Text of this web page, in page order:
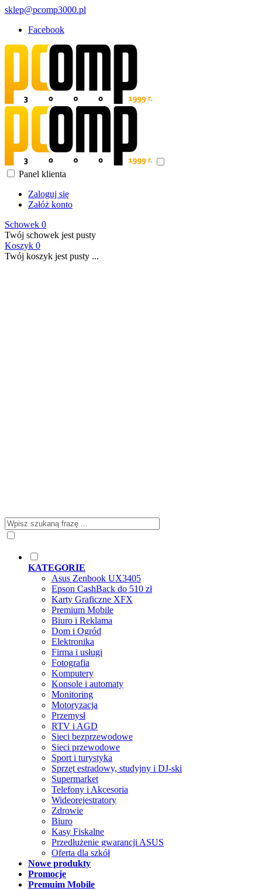
sklep@pcomp3000.pl
Facebook
Panel klienta
Zaloguj się
Załóż konto
Schowek 0
Twój schowek jest pusty
Koszyk 0
Twój koszyk jest pusty ...
KATEGORIE
Asus Zenbook UX3405
Epson CashBack do 510 zł
Karty Graficzne XFX
Premium Mobile
Biuro i Reklama
Dom i Ogród
Elektronika
Firma i usługi
Fotografia
Komputery
Konsole i automaty
Monitoring
Motoryzacja
Przemysł
RTV i AGD
Sieci bezprzewodowe
Sieci przewodowe
Sport i turystyka
Sprzęt estradowy, studyjny i DJ-ski
Supermarket
Telefony i Akcesoria
Wideorejestratory
Zdrowie
Biuro
Kasy Fiskalne
Przedłużenie gwarancji ASUS
Oferta dla szkół
Nowe produkty
Promocje
Premuim Mobile